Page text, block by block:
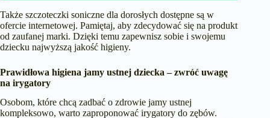
Także szczoteczki soniczne dla dorosłych dostępne są w
ofercie internetowej. Pamiętaj, aby zdecydować się na produkt
od zaufanej marki. Dzięki temu zapewnisz sobie i swojemu
dziecku najwyższą jakość higieny.
Prawidłowa higiena jamy ustnej dziecka – zwróć uwagę
na irygatory
Osobom, które chcą zadbać o zdrowie jamy ustnej
kompleksowo, warto zaproponować irygatory do zębów.